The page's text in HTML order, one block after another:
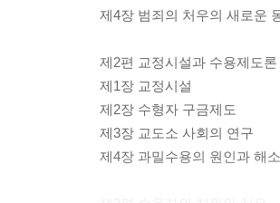
제4장 범죄의 처우의 새로운
제2편 교정시설과 수용제도론
제1장 교정시설
제2장 수형자 구금제도
제3장 교도소 사회의 연구
제4장 과밀수용의 원인과 해